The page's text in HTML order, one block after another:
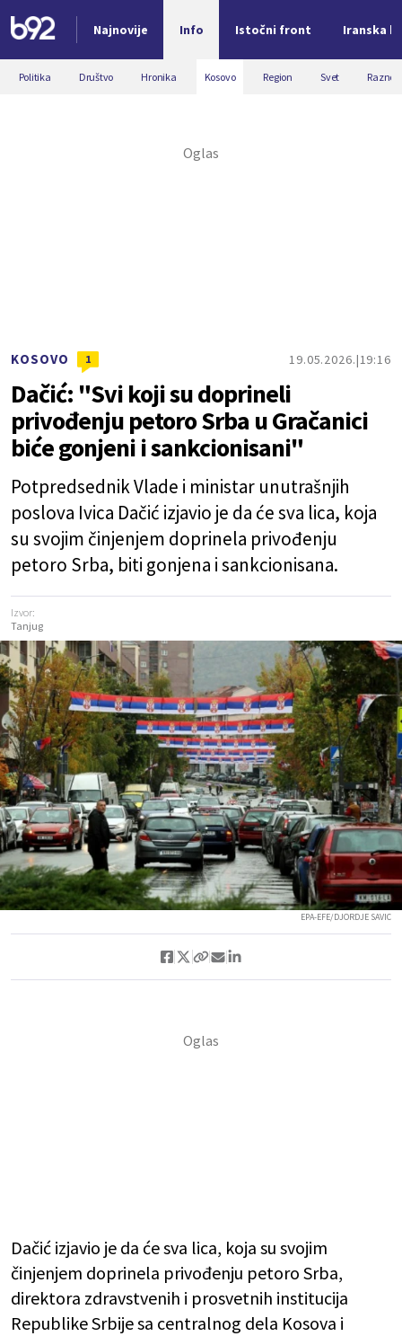
Najnovije Info Istočni front Iranska
Nova vest
Politika Društvo Hronika Kosovo Region Svet Razno
KOSOVO 1 19.05.2026. 19:16
Dačić: "Svi koji su doprineli
privođenju petoro Srba u Gračanici
biće gonjeni i sankcionisani"
Potpredsednik Vlade i ministar unutrašnjih
poslova Ivica Dačić izjavio je da će sva lica, koja
su svojim činjenjem doprinela privođenju
petoro Srba, biti gonjena i sankcionisana.
Izvor:
Tanjug
EPA-EFE/DJORDJE SAVIC
Dačić izjavio je da će sva lica, koja su svojim
činjenjem doprinela privođenju petoro Srba,
direktora zdravstvenih i prosvetnih institucija
Republike Srbije sa centralnog dela Kosova i